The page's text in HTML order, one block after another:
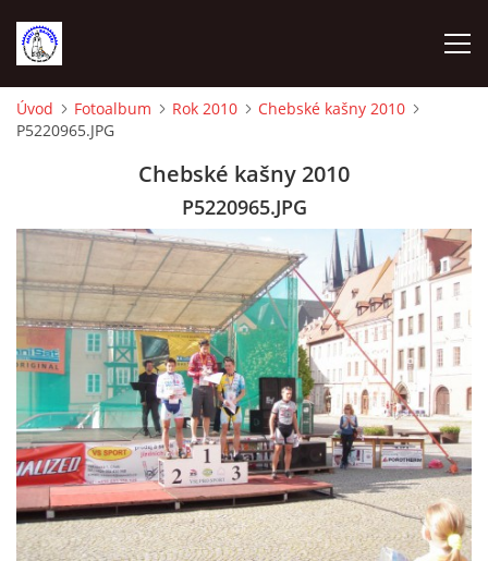
ÚVOD
VYBAVENÍ NA TRÉNINKY
VEDENÍ ODDÍLU
KONTAKTY
DOCHÁZKA A BODOVÁNÍ 2023
SEZNAM ČLENŮ
SPONZOŘI
Úvod Fotoalbum Rok 2010
Chebské kašny 2010
P5220965.JPG
Chebské kašny 2010
P5220965.JPG